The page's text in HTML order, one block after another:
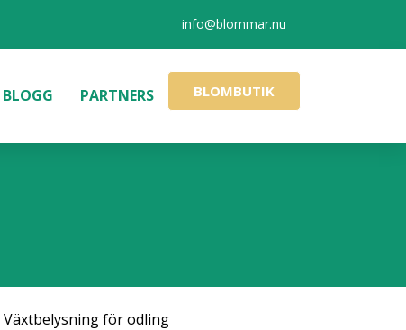
info@blommar.nu
BLOGG PARTNERS BLOMBUTIK
Växtbelysning för odling